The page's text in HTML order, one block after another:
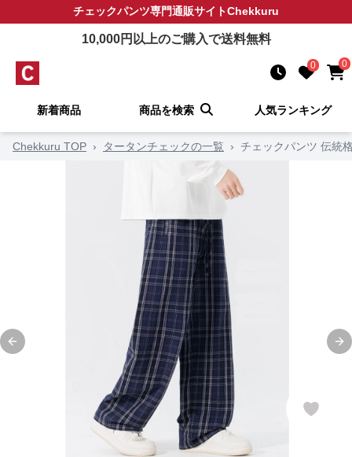
チェックパンツ専門通販サイトChekkuru
10,000円以上のご購入で送料無料
0 0
新着商品 商品を検索 人気ランキング
Chekkuru TOP › タータンチェックの一覧 › チェックパンツ 伝統
Previous slide